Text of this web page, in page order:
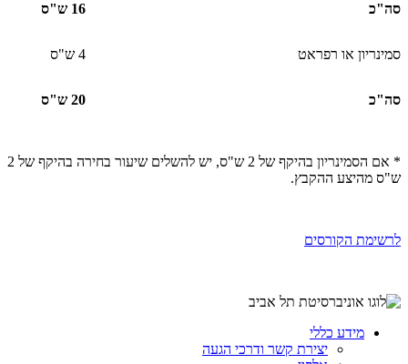
סה"כ 16 ש"ס
סמינריון או רפראט 4 ש"ס
סה"כ 20 ש"ס
* אם הסמינריון בהיקף של 2 ש"ס, יש להשלים שיעור בחירה בהיקף של 2
ש"ס מהיצע ההקבץ.
לרשימת הקורסים
מידע כללי
יצירת קשר ודרכי הגעה